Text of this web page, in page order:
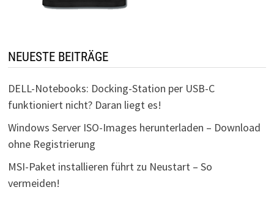
NEUESTE BEITRÄGE
DELL-Notebooks: Docking-Station per USB-C
funktioniert nicht? Daran liegt es!
Windows Server ISO-Images herunterladen – Download
ohne Registrierung
MSI-Paket installieren führt zu Neustart – So
vermeiden!